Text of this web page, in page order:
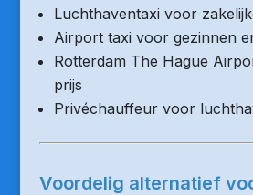
Luchthaventaxi voor
Airport taxi voor gezinnen
Rotterdam The Hague
prijs
Privéchauffeur voor
Voordelig alternatief